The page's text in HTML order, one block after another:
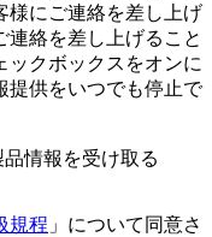
様にご連絡を差し上げ
連絡を差し上げること
ックボックスをオンに
提供をいつでも停止で
情報を受け取る
規程 」について同意さ